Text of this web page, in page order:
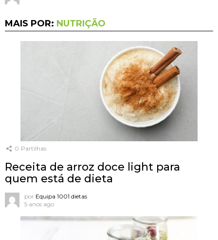
MAIS POR: NUTRIÇÃO
0 Partilhas
Receita de arroz doce light para
quem está de dieta
por Equipa 1001 dietas
5 anos ago